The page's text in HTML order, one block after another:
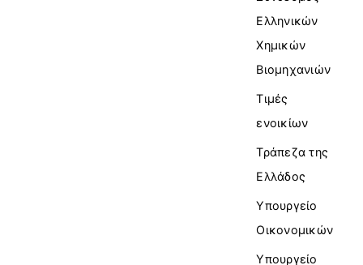
Ελληνικών
Χημικών
Βιομηχανιών
Τιμές
ενοικίων
Τράπεζα της
Ελλάδος
Υπουργείο
Οικονομικών
Υπουργείο